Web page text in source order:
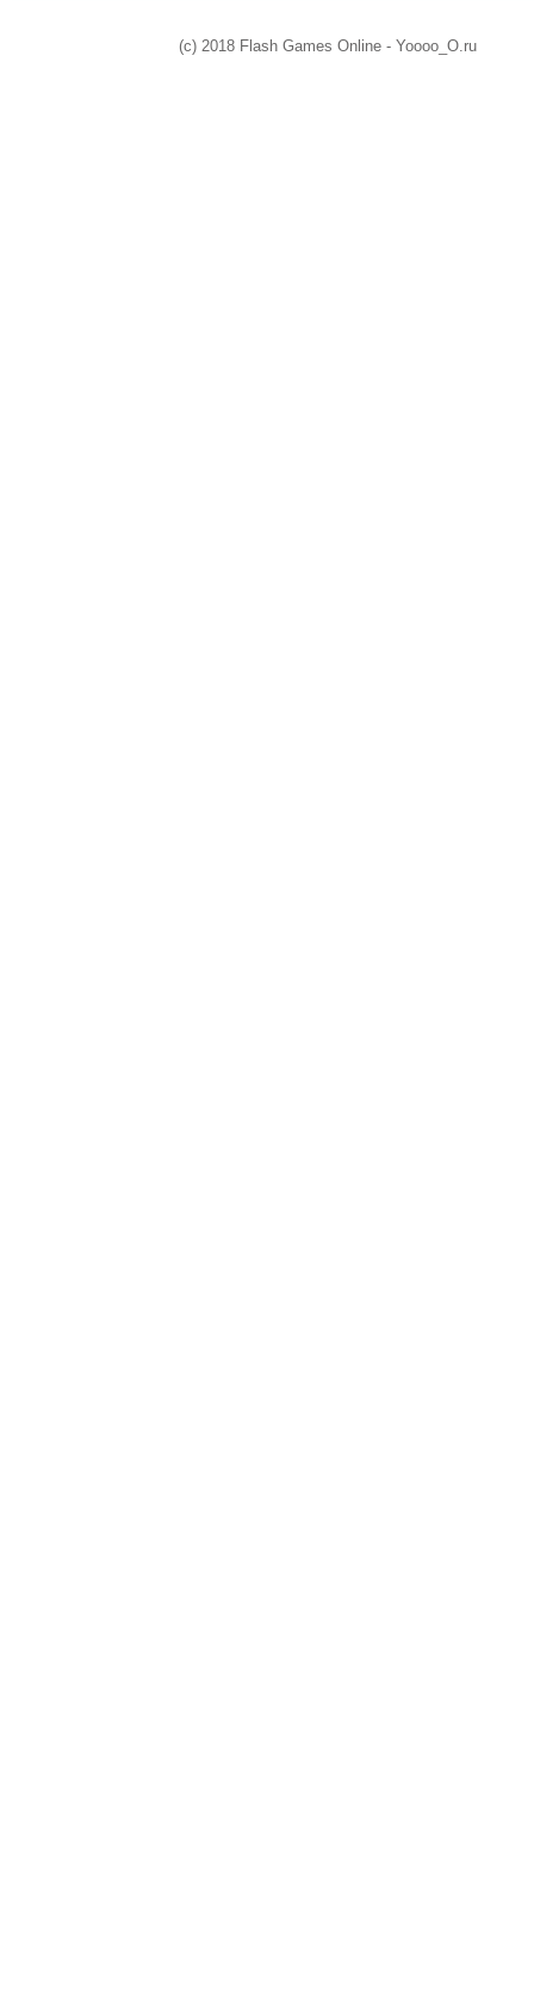
(c) 2018 Flash Games Online - Yoooo_O.ru